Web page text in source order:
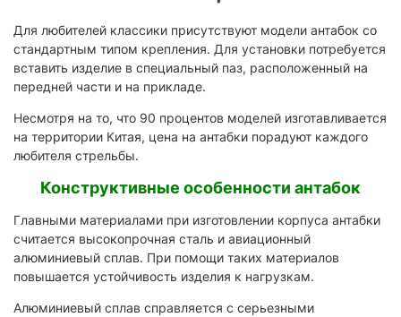
Для любителей классики присутствуют модели антабок со
стандартным типом крепления. Для установки потребуется
вставить изделие в специальный паз, расположенный на
передней части и на прикладе.
Несмотря на то, что 90 процентов моделей изготавливается
на территории Китая, цена на антабки порадуют каждого
любителя стрельбы.
Конструктивные особенности антабок
Главными материалами при изготовлении корпуса антабки
считается высокопрочная сталь и авиационный
алюминиевый сплав. При помощи таких материалов
повышается устойчивость изделия к нагрузкам.
Алюминиевый сплав справляется с серьезными